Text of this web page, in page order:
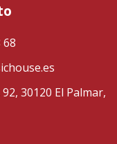
68
30120 El Palmar,